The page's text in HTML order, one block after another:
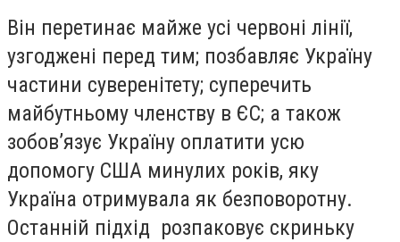
Він перетинає майже усі червоні лінії,
узгоджені перед тим; позбавляє Україну
частини суверенітету; суперечить
майбутньому членству в ЄС; а також
зобов’язує Україну оплатити усю
допомогу США минулих років, яку
Україна отримувала як безповоротну.
Останній підхід розпаковує скриньку